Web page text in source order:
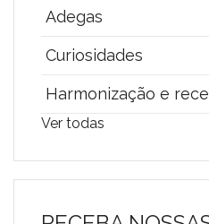
Adegas
Curiosidades
Harmonização e
Ver todas